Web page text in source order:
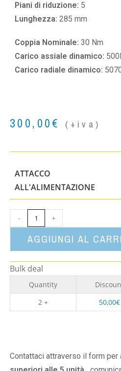
Piani di riduzione: 5
Lunghezza: 285 mm
Coppia Nominale: 30 Nm
Carico assiale dinamico:
Carico radiale dinamico:
300,00€ (+iva)
ATTACCO
ALL'ALIMENTAZIONE
- +
AGGIUNGI AL
Bulk deal
Quantity
2 +
50,00€
Contattaci attraverso il form per